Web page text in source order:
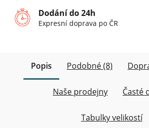
Dodání do 24h
Expresní doprava po ČR
Popis Podobné (8)
Naše prodejny Časté
Tabulky velikostí